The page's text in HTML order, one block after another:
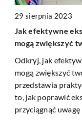
29 sierpnia 2023
Jak efektywne
mogą zwiększyć
Odkryj, jak
mogą zwiększyć
przedstawia
to, jak poprawić
przyciągnąć